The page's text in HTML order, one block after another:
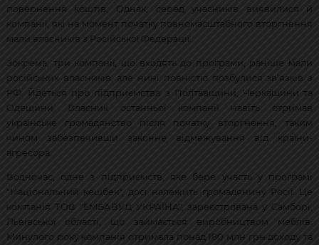
повернення коштів. Однак, серед учасників виявилися й
компанії, які на момент початку повномасштабного вторгнення
мали власників з Російської Федерації.
Зокрема, три компанії, що входять до програми, раніше мали
російських власників, але нині повністю позбулися зв’язків з
РФ. Йдеться про підприємства з Полтавщини, Черкащини та
Одещини. Власник останньої компанії навіть отримав
українське громадянство після початку вторгнення, таким
чином забезпечивши законне відмежування від країни-
агресора.
Водночас, одне з підприємств, яке бере участь у програмі
"Національний кешбек", досі належить громадянину Росії. Це
компанія ТОВ "ЕМБАВУД УКРАЇНА", зареєстрована у Самборі,
Львівської області, що займається виробництвом меблів.
Минулого року компанія отримала понад 180 млн грн доходу та